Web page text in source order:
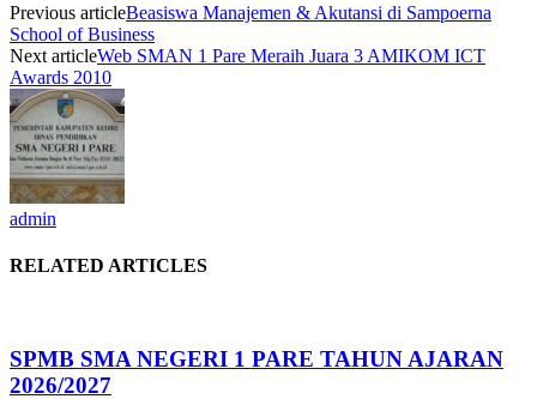
Previous articleBeasiswa Manajemen & Akutansi di Sampoerna
School of Business
Next articleWeb SMAN 1 Pare Meraih Juara 3 AMIKOM ICT
Awards 2010
admin
RELATED ARTICLES
SPMB SMA NEGERI 1 PARE TAHUN AJARAN
2026/2027